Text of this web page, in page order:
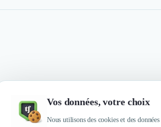
Vos données, votre choix
Nous utilisons des cookies et des